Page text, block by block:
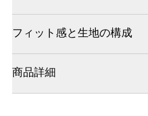
フィット感と生地の構成
商品詳細